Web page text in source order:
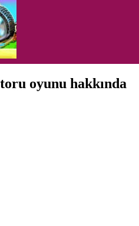
oyunu hakkında